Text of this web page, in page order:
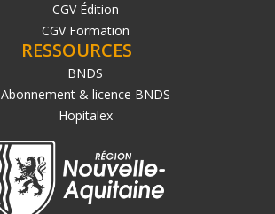
CGV Édition
CGV Formation
RESSOURCES
BNDS
Abonnement & licence BNDS
Hopitalex